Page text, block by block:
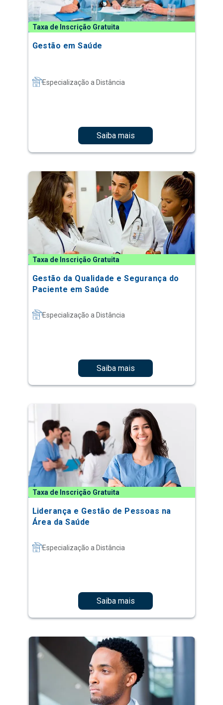
Taxa de Inscrição Gratuita
Gestão em Saúde
Especialização a Distância
Saiba mais
Taxa de Inscrição Gratuita
Gestão da Qualidade e Segurança do
Paciente em Saúde
Especialização a Distância
Saiba mais
Taxa de Inscrição Gratuita
Liderança e Gestão de Pessoas na
Área da Saúde
Especialização a Distância
Saiba mais